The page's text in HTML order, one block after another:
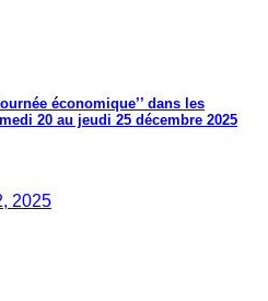
économique’’ dans les
20 au jeudi 25 décembre 2025
2025